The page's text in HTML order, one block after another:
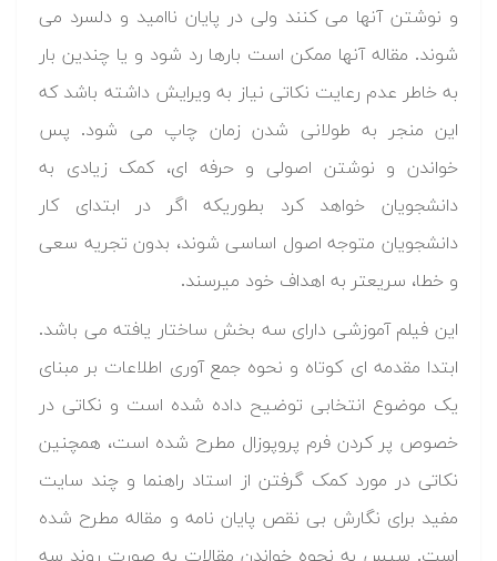
و نوشتن آنها می کنند ولی در پایان ناامید و دلسرد می
شوند. مقاله آنها ممکن است بارها رد شود و یا چندین بار
به خاطر عدم رعایت نکاتی نیاز به ویرایش داشته باشد که
این منجر به طولانی شدن زمان چاپ می شود. پس
خواندن و نوشتن اصولی و حرفه ای، کمک زیادی به
دانشجویان خواهد کرد بطوریکه اگر در ابتدای کار
دانشجویان متوجه اصول اساسی شوند، بدون تجریه سعی
و خطا، سریعتر به اهداف خود میرسند.
این فیلم آموزشی دارای سه بخش ساختار یافته می باشد.
ابتدا مقدمه ای کوتاه و نحوه جمع آوری اطلاعات بر مبنای
یک موضوع انتخابی توضیح داده شده است و نکاتی در
خصوص پر کردن فرم پروپوزال مطرح شده است، همچنین
نکاتی در مورد کمک گرفتن از استاد راهنما و چند سایت
مفید برای نگارش بی نقص پایان نامه و مقاله مطرح شده